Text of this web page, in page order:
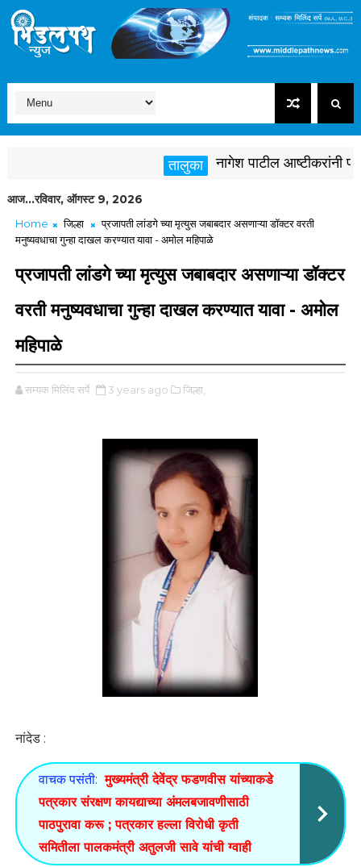
तालुका नागेश पाटील आष्टीकरांनी
आज...रविवार, ऑगस्ट 9, 2026
Home जिल्हा
प्रजापती लांडगे च्या मृत्युस जबाबदार असणाऱ्या डॉक्टर वरती
मनुष्यवधाचा गुन्हा दाखल करण्यात यावा - अमोल महिपाळे
प्रजापती लांडगे च्या मृत्युस जबाबदार असणाऱ्या डॉक्टर
वरती मनुष्यवधाचा गुन्हा दाखल करण्यात यावा - अमोल
महिपाळे
सम्यक मिलिंद सर्पे 3 years ago जिल्हा,
नांदेड :
वाचक पसंती: मुख्यमंत्री देवेंद्र फडणवीस यांच्याकडे
पत्रकार संरक्षण कायद्याच्या अंमलबजावणीसाठी
पाठपुरावा करू ; पत्रकार हल्ला विरोधी कृती
समितीला पालकमंत्री अतुलजी सावे यांची ग्वाही